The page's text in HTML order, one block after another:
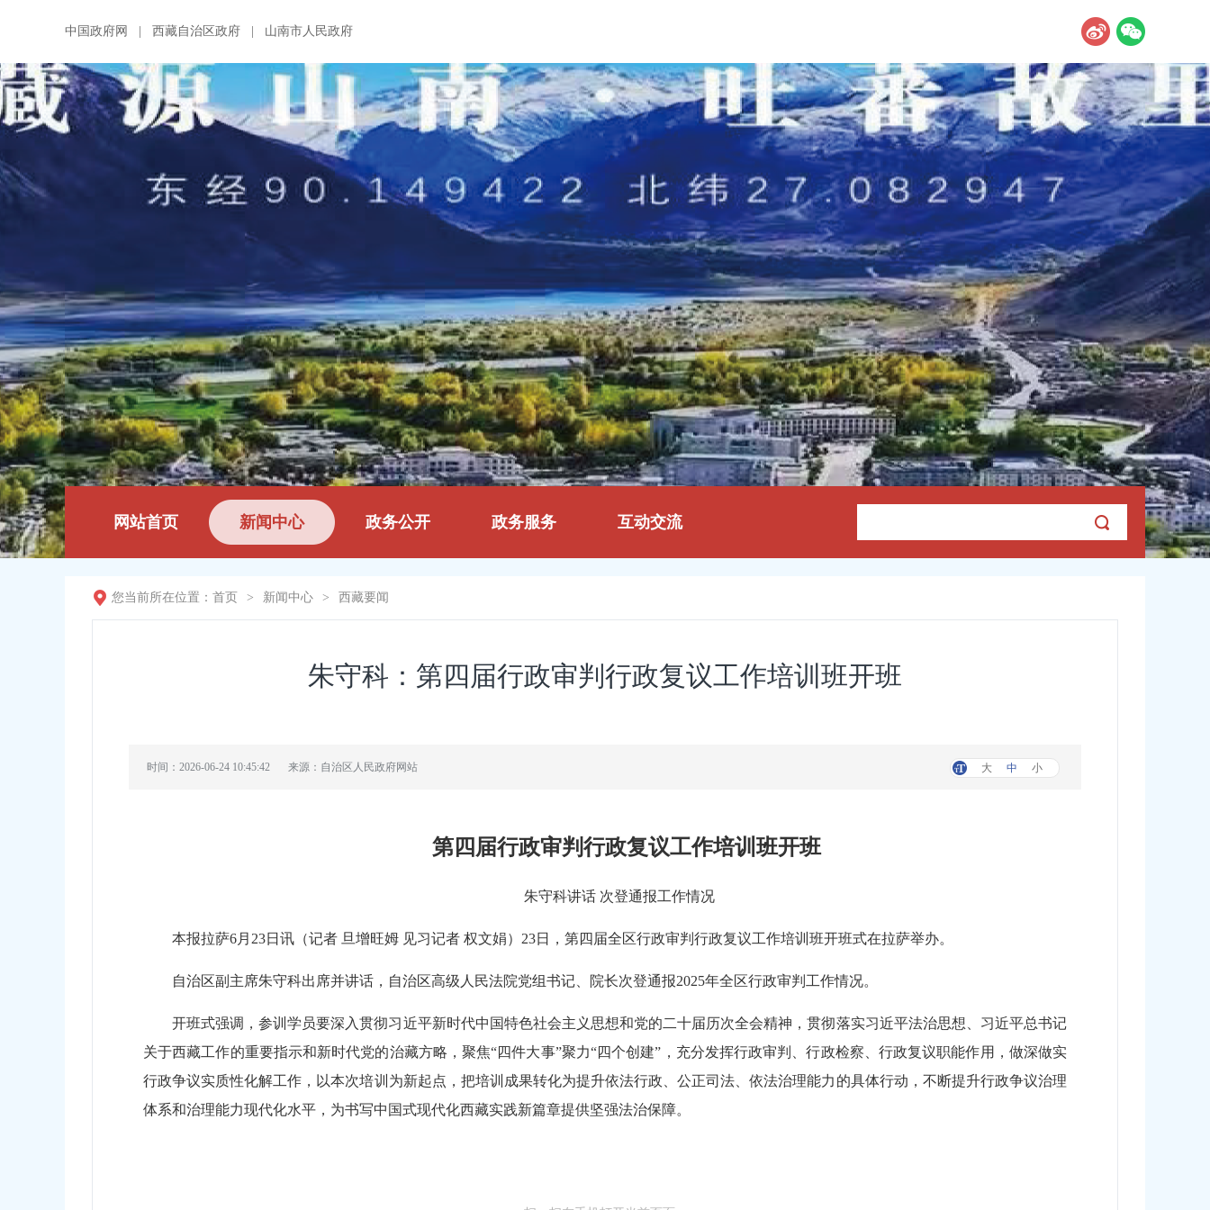
中国政府网 西藏自治区政府 山南市人民政府
网站首页 新闻中心 政务公开 政务服务 互动交流
您当前所在位置： 首页 > 新闻中心 > 西藏要闻
朱守科：第四届行政审判行政复议工作培训班开班
时间：2026-06-24 10:45:42 来源：自治区人民政府网站 大 中 小
第四届行政审判行政复议工作培训班开班
朱守科讲话 次登通报工作情况
本报拉萨6月23日讯（记者 旦增旺姆 见习记者 权文娟）23日，第四届全区行政审判行政复议工作培训班开班式在拉萨举办。
自治区副主席朱守科出席并讲话，自治区高级人民法院党组书记、院长次登通报2025年全区行政审判工作情况。
开班式强调，参训学员要深入贯彻习近平新时代中国特色社会主义思想和党的二十届历次全会精神，贯彻落实习近平法治思想、习近平总书记
关于西藏工作的重要指示和新时代党的治藏方略，聚焦“四件大事”聚力“四个创建”，充分发挥行政审判、行政检察、行政复议职能作用，做深做实
行政争议实质性化解工作，以本次培训为新起点，把培训成果转化为提升依法行政、公正司法、依法治理能力的具体行动，不断提升行政争议治理
体系和治理能力现代化水平，为书写中国式现代化西藏实践新篇章提供坚强法治保障。